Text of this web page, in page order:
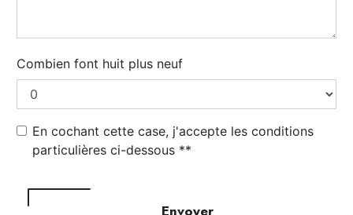
Combien font huit plus neuf
En cochant cette case, j'accepte les conditions
particulières ci-dessous **
Envoyer